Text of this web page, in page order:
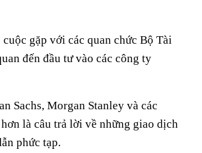
gặp với các quan chức Bộ Tài
đến đầu tư vào các công ty
Sachs, Morgan Stanley và các
là câu trả lời về những giao dịch
phức tạp.